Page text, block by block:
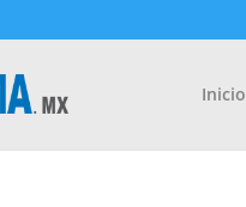
Inicio